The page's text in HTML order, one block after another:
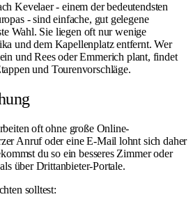
Kevelaer - einem der bedeutendsten
- sind einfache, gut gelegene
Wahl. Sie liegen oft nur wenige
und dem Kapellenplatz entfernt. Wer
undReesoderEmmerich plant, findet
und Tourenvorschläge.
oft ohne große Online-
Anruf oder eine E-Mail lohnt sich daher
du so ein besseres Zimmer oder
über Drittanbieter-Portale.
solltest: